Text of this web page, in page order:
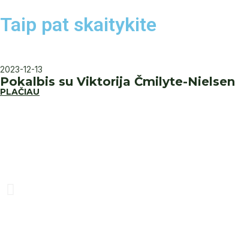
Taip pat skaitykite
2023-12-13
Pokalbis su Viktorija Čmilyte-Nielsen
PLAČIAU